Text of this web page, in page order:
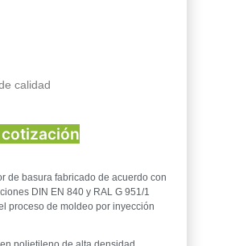
calidad
de basura fabricado de acuerdo con
DIN EN 840 y RAL G 951/1
proceso de moldeo por inyección